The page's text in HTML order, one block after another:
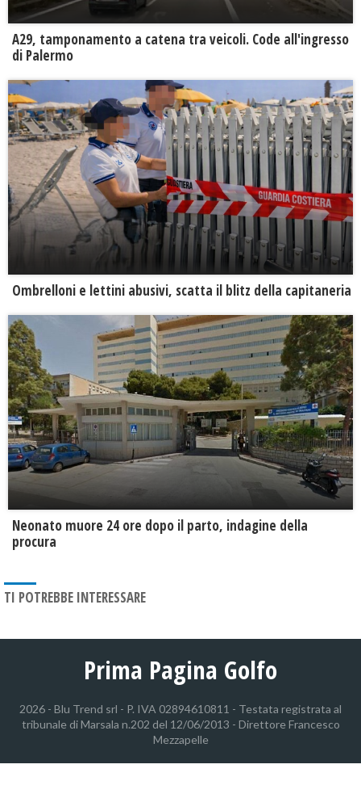
A29, tamponamento a catena tra veicoli. Code all'ingresso
di Palermo
Ombrelloni e lettini abusivi, scatta il blitz della capitaneria
Neonato muore 24 ore dopo il parto, indagine della
procura
TI POTREBBE INTERESSARE
Prima Pagina Golfo
2026 - Blu Trend srl - P. IVA 02894610811 - Testata registrata al
tribunale di Marsala n.202 del 12/06/2013 - Direttore Francesco
Mezzapelle